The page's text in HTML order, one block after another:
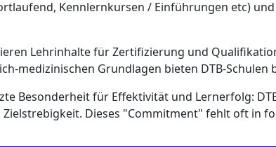
Kennlernkursen / Einführungen etc)
Lehrinhalte für Zertifizierung und
medizinischen Grundlagen bieten DTB-
Besonderheit für Effektivität und Lernerfolg:
Dieses "Commitment" fehlt oft in